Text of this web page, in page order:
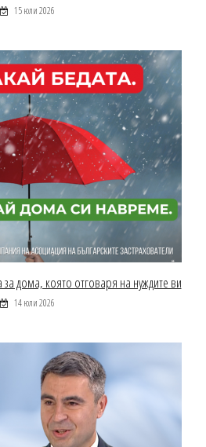
15 юли 2026
дома, която отговаря на нуждите ви
14 юли 2026